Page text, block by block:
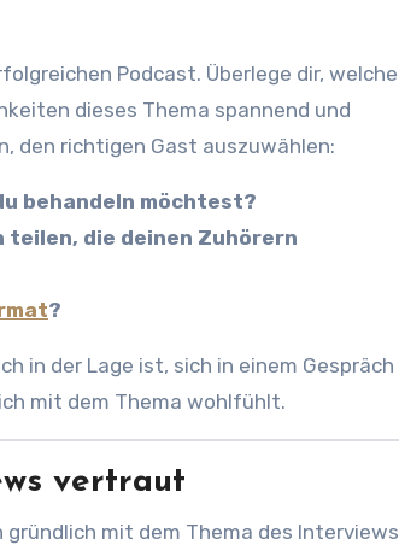
Podcast. Überlege dir, welche
dieses Thema spannend und
den richtigen Gast auszuwählen:
behandeln möchtest?
teilen, die deinen Zuhörern
?
in der Lage ist, sich in einem Gespräch
mit dem Thema wohlfühlt.
vertraut
mit dem Thema des Interviews